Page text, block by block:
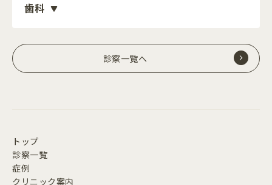
歯科
診察一覧へ
トップ
診察一覧
症例
クリニック案内